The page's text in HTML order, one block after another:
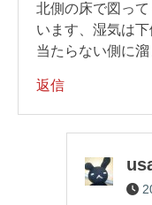
北側の床で図っ
います、湿気は
当たらない側に溜
返信